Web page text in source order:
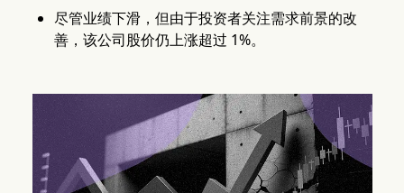
尽管业绩下滑，但由于投资者关注需求前景的改
善，该公司股价仍上涨超过 1%。